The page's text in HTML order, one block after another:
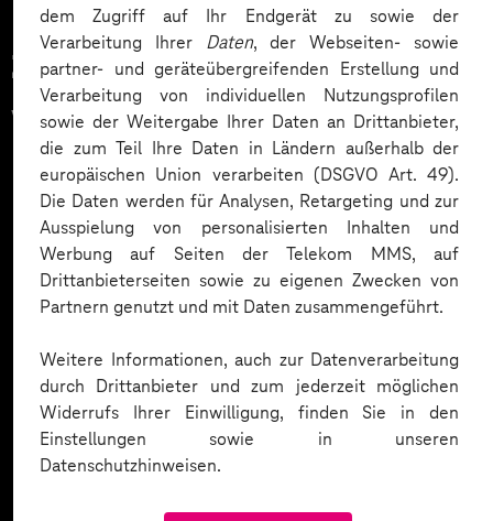
dem Zugriff auf Ihr Endgerät zu sowie der
Verarbeitung Ihrer Daten, der Webseiten- sowie
partner- und geräteübergreifenden Erstellung und
Verarbeitung von individuellen Nutzungsprofilen
sowie der Weitergabe Ihrer Daten an Drittanbieter,
die zum Teil Ihre Daten in Ländern außerhalb der
europäischen Union verarbeiten (DSGVO Art. 49).
Die Daten werden für Analysen, Retargeting und zur
Ausspielung von personalisierten Inhalten und
Werbung auf Seiten der Telekom MMS, auf
Drittanbieterseiten sowie zu eigenen Zwecken von
Partnern genutzt und mit Daten zusammengeführt.
Weitere Informationen, auch zur Datenverarbeitung
durch Drittanbieter und zum jederzeit möglichen
Widerrufs Ihrer Einwilligung, finden Sie in den
Einstellungen sowie in unseren
Datenschutzhinweisen.
Zahlreiche Unternehmen
vertrauen auf unsere
Expertise. Hier eine Auswahl: